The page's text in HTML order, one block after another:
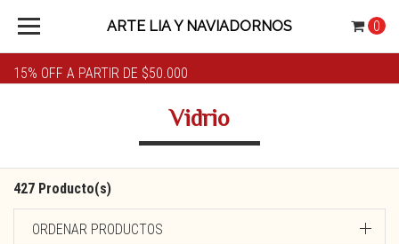
15% OFF A PARTIR DE $50.000
ARTE LIA Y NAVIADORNOS 0
Vidrio
427 Producto(s)
ORDENAR PRODUCTOS